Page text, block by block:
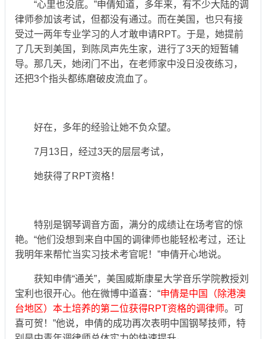
“心里也没底。”申倩知道，多年来，有不少大陆的调
律师参加该考试，但都没有通过。而在美国，也只有接
受过一两年专业学习的人才敢申请RPT。于是，她提前
了几天到美国，到陈凤声先生家，进行了3天的短暂辅
导。那几天，她闭门不出，在老师家中没日没夜练习，
还把3个指头都练磨破皮流血了。
好在，多年的经验让她不负众望。
7月13日，经过3天的层层考试，
她获得了RPT资格！
特别是钢琴调音方面，满分的成绩让在场考官的惊
艳。“他们没想到来自中国的调律师也能轻松考过，还让
我明年来帮忙当实习技术考官呢！”申倩开心地说。
获知申倩“通关”，美国威斯康星大学音乐学院教授刘
宝利也很开心。他在微博中道喜：“申倩是中国（除港澳
台地区）本土培养的第二位获得RPT资格的调律师。可
喜可贺！”他说，申倩的成功再次表明中国钢琴技师，特